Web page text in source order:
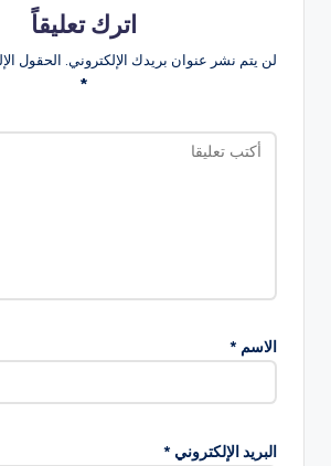
اترك تعليقاً
لن يتم نشر عنوان بريدك الإلكتروني. الحقول
*
الاسم *
البريد الإلكتروني *